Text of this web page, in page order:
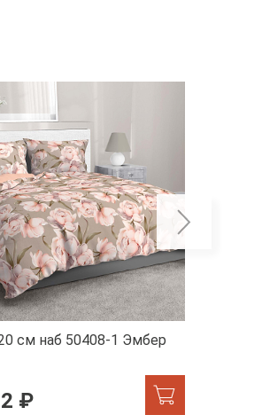
см наб 50408-1 Эмбер
₽